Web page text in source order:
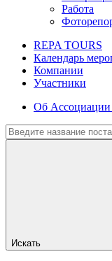
Работа
REPA TOURS
Календарь
Компании
Участники
Об Ассоциации
Искать